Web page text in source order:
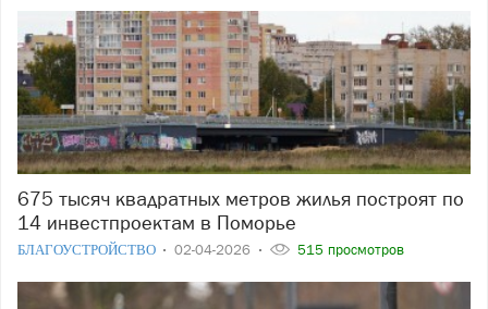
675 тысяч квадратных метров жилья построят по
14 инвестпроектам в Поморье
БЛАГОУСТРОЙСТВО 02-04-2026 515 просмотров